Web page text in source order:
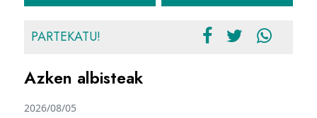
PARTEKATU!
Azken albisteak
2026/08/05